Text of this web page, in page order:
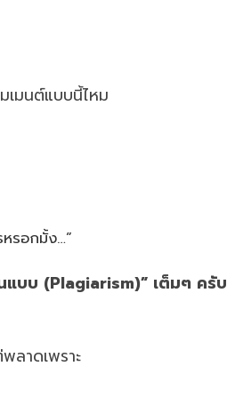
เมนต์แบบนี้ไหม
หรอกมั้ง…”
แบบ (Plagiarism)” เต็มๆ ครับ
ลาดเพราะ